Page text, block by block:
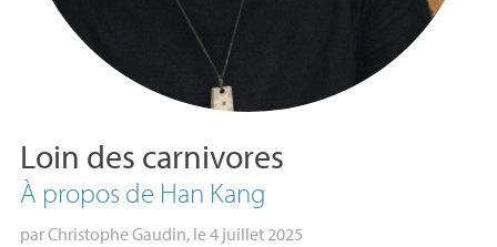
Loin des carnivores
À propos de Han Kang
parChristophe Gaudin, le 4 juillet 2025